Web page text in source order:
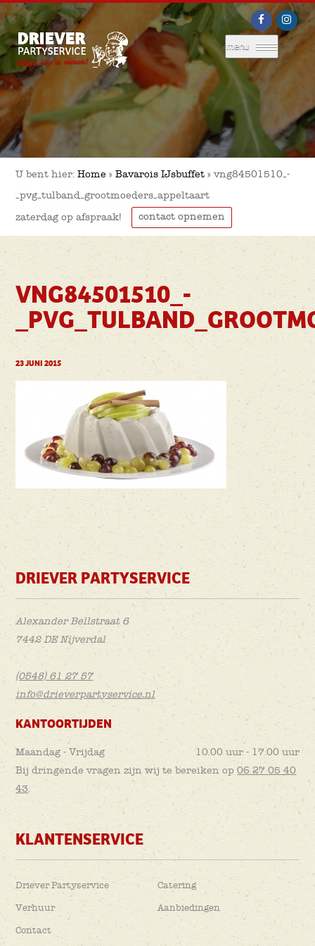
menu
U bent hier:Home »Bavarois IJsbuffet »vng84501510_-
_pvg_tulband_grootmoeders_appeltaart
zaterdag op afspraak! contact opnemen
VNG84501510_-
23 JUNI 2015
DRIEVER PARTYSERVICE
Alexander Bellstraat 6
7442 DE Nijverdal
(0548) 61 27 57
info@drieverpartyservice.nl
KANTOORTIJDEN
Maandag - Vrijdag
10.00 uur - 17.00 uur
Bij dringende vragen zijn wij te bereiken op06 27 05 40
43.
KLANTENSERVICE
Driever Partyservice Catering
Verhuur Aanbiedingen
Contact